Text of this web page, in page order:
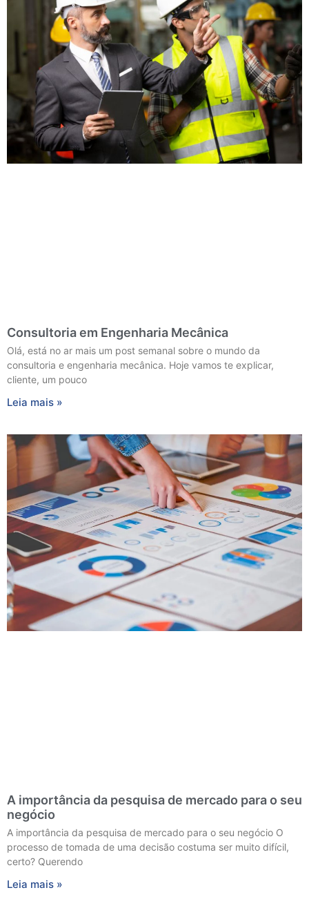
Consultoria em Engenharia Mecânica
Olá, está no ar mais um post semanal sobre o mundo da
consultoria e engenharia mecânica. Hoje vamos te explicar,
cliente, um pouco
Leia mais »
A importância da pesquisa de mercado para o seu
negócio
A importância da pesquisa de mercado para o seu negócio O
processo de tomada de uma decisão costuma ser muito difícil,
certo? Querendo
Leia mais »